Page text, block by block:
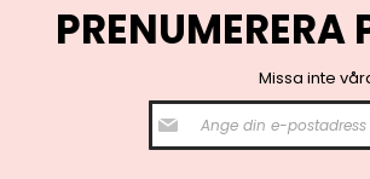
PRENUMERERA
Missa inte
S
i
g